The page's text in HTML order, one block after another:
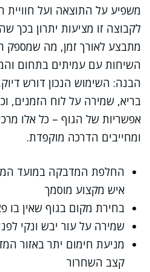
משפיע על התוצאה ועל חוויית
לקבוצה זו מציעות יתרון בכך
מתבצע לאורך זמן, מה שמספק
השיחות עם עמיתים בתחום
הבנה: השימוש הנכון דורש
בריא, שמירה על לוח הזמנים,
אפשריות של הגוף – כל אלו
ומחייבים הדרכה מוקפדת.
החלפת המדבקה במועד
איש מקצוע מוסמך
בחירת מקום בגוף שאין בו
שמירה על עור יבש ונקי
מניעת חימום יתר באזור
קצב השחרור